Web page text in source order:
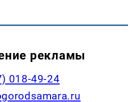
рекламы
018-49-24